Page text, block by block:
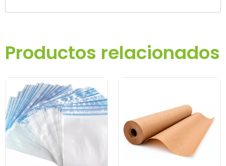
Productos relacionados